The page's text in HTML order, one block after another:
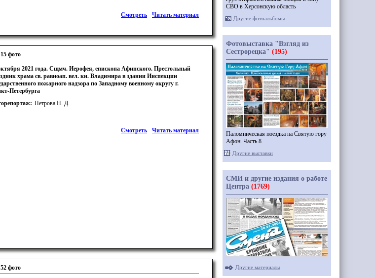
Читать материал
Смотреть
15 фото
2021 года. Сщмч. Иерофея, епископа Афинского. Престольный
храма св. равноап. вел. кн. Владимира в здании Инспекции
пожарного надзора по Западному военному округу г.
Петербурга
Петрова Н. Д.
Читать материал
Смотреть
52 фото
СВО в Херсонскую область
Другие фотоальбомы
Фотовыставка "Взгляд из
Сестрорецка" (195)
Паломническая поездка на Святую гору
Афон. Часть 8
Другие выставки
СМИ и другие издания о работе
Центра (1769)
Другие материалы